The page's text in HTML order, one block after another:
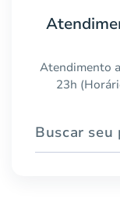
Atendimento
23h
Buscar seu